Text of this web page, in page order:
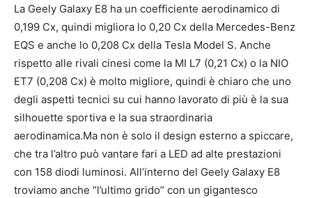
La Geely Galaxy E8 ha un coefficiente aerodinamico di
0,199 Cx, quindi migliora lo 0,20 Cx della Mercedes-Benz
EQS e anche lo 0,208 Cx della Tesla Model S. Anche
rispetto alle rivali cinesi come la MI L7 (0,21 Cx) o la NIO
ET7 (0,208 Cx) è molto migliore, quindi è chiaro che uno
degli aspetti tecnici su cui hanno lavorato di più è la sua
silhouette sportiva e la sua straordinaria
aerodinamica.Ma non è solo il design esterno a spiccare,
che tra l’altro può vantare fari a LED ad alte prestazioni
con 158 diodi luminosi. All’interno del Geely Galaxy E8
troviamo anche “l’ultimo grido” con un gigantesco